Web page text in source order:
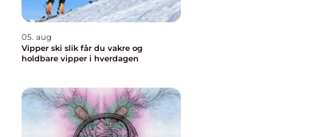
05. aug
Vipper ski slik får du vakre og
holdbare vipper i hverdagen